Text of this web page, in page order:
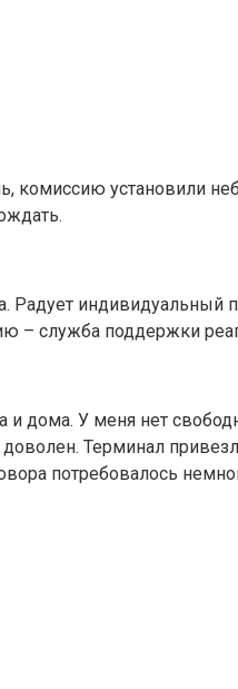
установили
Радует
– служба поддержки
дома. У меня нет
Терминал
потребовалось